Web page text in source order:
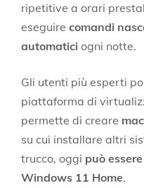
ripetitive a orari
eseguire comandi
automatici ogni notte.
Gli utenti più esperti
piattaforma di
permette di creare
su cui installare altri
trucco, oggi può
Windows 11 Home.